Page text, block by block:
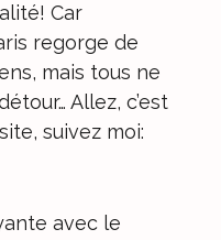
Car
regorge de
mais tous ne
Allez, c’est
suivez moi:
avec le